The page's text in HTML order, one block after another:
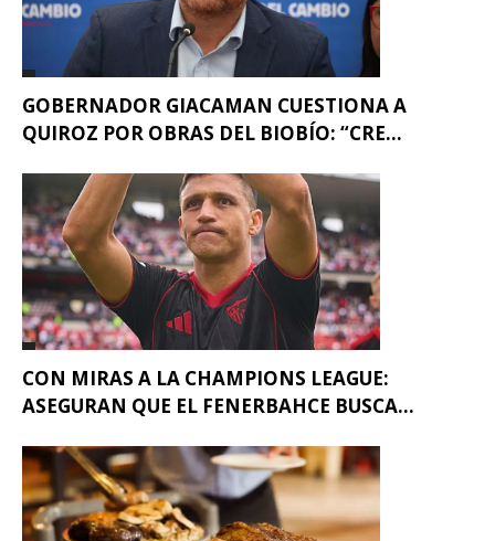
GOBERNADOR GIACAMAN CUESTIONA A
QUIROZ POR OBRAS DEL BIOBÍO: “CRE...
CON MIRAS A LA CHAMPIONS LEAGUE:
ASEGURAN QUE EL FENERBAHCE BUSCA...